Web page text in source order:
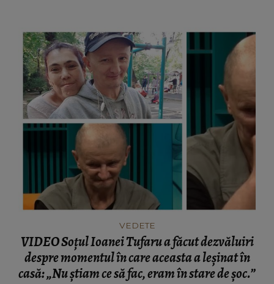
VEDETE
VIDEO Soțul Ioanei Tufaru a făcut dezvăluiri
despre momentul în care aceasta a leșinat în
casă: „Nu știam ce să fac, eram în stare de șoc.”